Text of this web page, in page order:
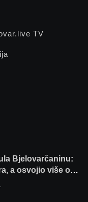
TV
Bjelovarčaninu:
a osvojio više od